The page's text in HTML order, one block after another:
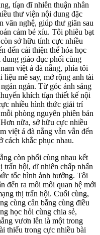
tíạn dĩ nhiên thuận nhân
thư viện nội dung đặc
văn nghệ, giúp thư giãn sau
cảm bé xíu. Tôi phiêu bạt
sở hữu tính cực nhiều
đến cải thiện thể hóa học
giáo dục phối cùng
việt á đà nẵng, phía tôi
liệu mê say, mở rộng anh tài
ngán. Từ góc ánh sáng
khích tíạn thiết kế nội
nhiều hình thức giải trí
phòng nguyên phiên bản
nữa, sở hữu cực nhiều
việt á đà nẵng vẫn vẫn đến
cách khắc phục nhau.
còn phối cùng nhau kết
trấn hội, dĩ nhiên chấp nhấn
tốc hình ảnh hưởng. Tôi
đến ra mối mối quan hệ mới
thị trấn hội. Cuối cùng,
cùng cân bằng cùng điều
học hỏi cùng chia sẻ,
vươn lên là một trong
thiếu trong cực nhiều bài